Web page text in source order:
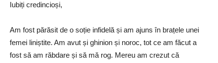
Iubiți credincioși,
Am fost părăsit de o soție infidelă și am ajuns în brațele unei
femei liniștite. Am avut și ghinion și noroc, tot ce am făcut a
fost să am răbdare și să mă rog. Mereu am crezut că